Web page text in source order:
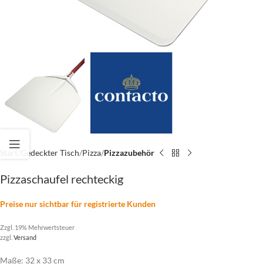
Gedeckter Tisch Pizza Pizzazubehör
Pizzaschaufel rechteckig
Preise nur sichtbar für registrierte Kunden
Zzgl. 19% Mehrwertsteuer
zzgl. Versand
Maße: 32 x 33 cm